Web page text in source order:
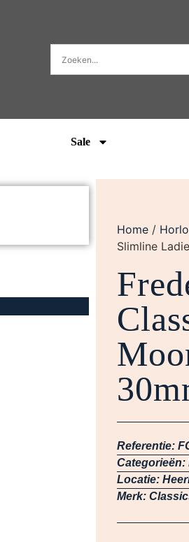
Sale
Home /
Slimline
Referentie:
Categorieën:
Locatie:
Merk: